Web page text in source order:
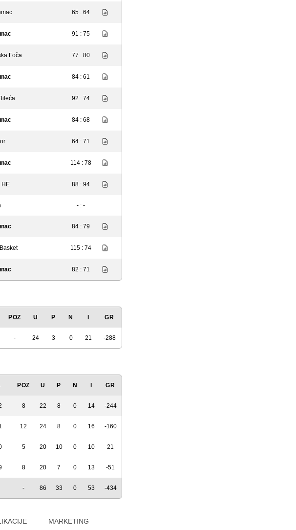
65 : 64
91 : 75
Foča 77 : 80
84 : 61
92 : 74
84 : 68
64 : 71
114 : 78
HE 88 : 94
- : -
84 : 79
115 : 74
82 : 71
POZ U P N GR
- 24 3 0 21 -288
POZ U P N GR
8 22 8 0 14 -244
12 24 8 0 16 -160
5 20 10 0 10 21
8 20 7 0 13 -51
- 86 33 0 53 -434
MARKETING